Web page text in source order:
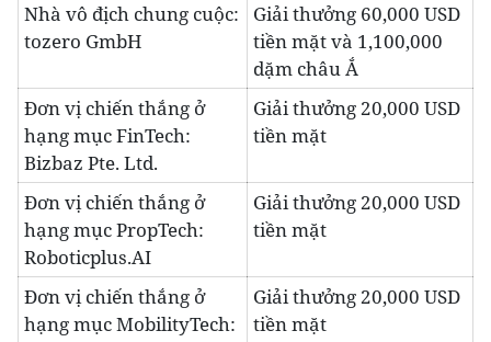
Nhà vô địch chung cuộc:
tozero GmbH
Giải thưởng 60,000 USD
tiền mặt và 1,100,000
dặm châu Ắ
Đơn vị chiến thắng ở
hạng mục FinTech:
Bizbaz Pte. Ltd.
Giải thưởng 20,000 USD
tiền mặt
Đơn vị chiến thắng ở
hạng mục PropTech:
Roboticplus.AI
Giải thưởng 20,000 USD
tiền mặt
Đơn vị chiến thắng ở
hạng mục MobilityTech:
Giải thưởng 20,000 USD
tiền mặt